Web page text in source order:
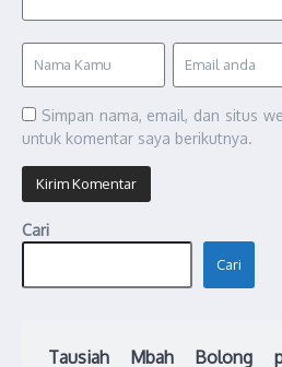
Simpan nama, email, dan situs
untuk komentar saya berikutnya.
Cari
Cari
Tausiah Mbah Bolong